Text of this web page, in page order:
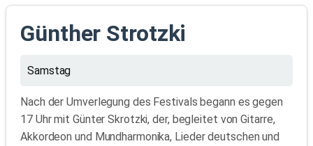
Günther Strotzki
Samstag
Nach der Umverlegung des Festivals begann es gegen
17 Uhr mit Günter Skrotzki, der, begleitet von Gitarre,
Akkordeon und Mundharmonika, Lieder deutschen und